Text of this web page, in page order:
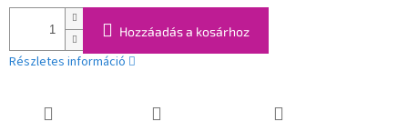
Hozzáadás a kosárhoz
Részletes információ